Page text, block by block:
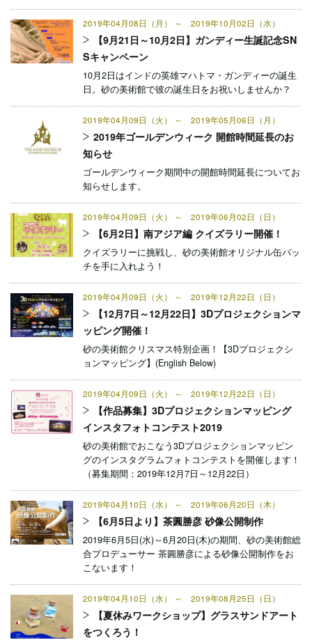
2019年04月08日（月） ～ 2019年10月02日（水）
【9月21日～10月2日】ガンディー生誕記念SN
Sキャンペーン
10月2日はインドの英雄マハトマ・ガンディーの誕生
日。砂の美術館で彼の誕生日をお祝いしませんか？
2019年04月09日（火） ～ 2019年05月06日（月）
2019年ゴールデンウィーク 開館時間延長のお
知らせ
ゴールデンウィーク期間中の開館時間延長についてお
知らせします。
2019年04月09日（火） ～ 2019年06月02日（日）
【6月2日】南アジア編 クイズラリー開催！
クイズラリーに挑戦し、砂の美術館オリジナル缶バッ
チを手に入れよう！
2019年04月09日（火） ～ 2019年12月22日（日）
【12月7日～12月22日】3Dプロジェクションマ
ッピング開催！
砂の美術館クリスマス特別企画！【3Dプロジェクシ
ョンマッピング】(English Below)
2019年04月09日（火） ～ 2019年12月22日（日）
【作品募集】3Dプロジェクションマッピング
インスタフォトコンテスト2019
砂の美術館でおこなう3Dプロジェクションマッピン
グのインスタグラムフォトコンテストを開催します！
（募集期間：2019年12月7日～12月22日）
2019年04月10日（水） ～ 2019年06月20日（木）
【6月5日より】茶圓勝彦 砂像公開制作
2019年6月5日(水)～6月20日(木)の期間、砂の美術館総
合プロデューサー 茶圓勝彦による砂像公開制作をお
こないます！
2019年04月10日（水） ～ 2019年08月25日（日）
【夏休みワークショップ】グラスサンドアート
をつくろう！